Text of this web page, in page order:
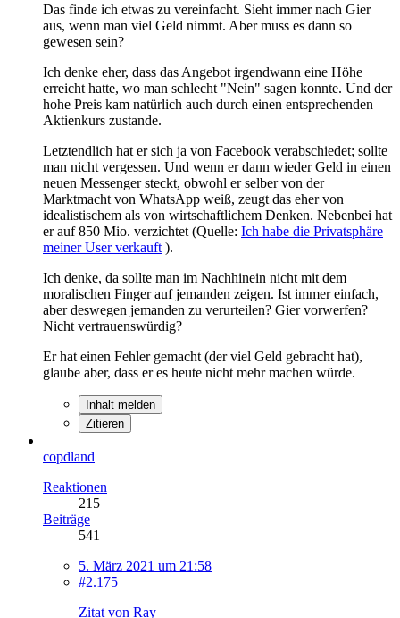
Das finde ich etwas zu vereinfacht. Sieht immer nach Gier
aus, wenn man viel Geld nimmt. Aber muss es dann so
gewesen sein?
Ich denke eher, dass das Angebot irgendwann eine Höhe
erreicht hatte, wo man schlecht "Nein" sagen konnte. Und der
hohe Preis kam natürlich auch durch einen entsprechenden
Aktienkurs zustande.
Letztendlich hat er sich ja von Facebook verabschiedet; sollte
man nicht vergessen. Und wenn er dann wieder Geld in einen
neuen Messenger steckt, obwohl er selber von der
Marktmacht von WhatsApp weiß, zeugt das eher von
idealistischem als von wirtschaftlichem Denken. Nebenbei hat
er auf 850 Mio. verzichtet (Quelle: Ich habe die Privatsphäre
meiner User verkauft ).
Ich denke, da sollte man im Nachhinein nicht mit dem
moralischen Finger auf jemanden zeigen. Ist immer einfach,
aber deswegen jemanden zu verurteilen? Gier vorwerfen?
Nicht vertrauenswürdig?
Er hat einen Fehler gemacht (der viel Geld gebracht hat),
glaube aber, dass er es heute nicht mehr machen würde.
Inhalt melden
Zitieren
copdland
Reaktionen
215
Beiträge
541
5. März 2021 um 21:58
#2.175
Zitat von Ray